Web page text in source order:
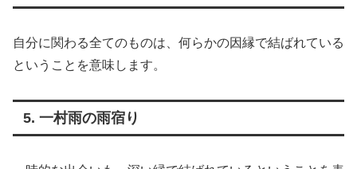
自分に関わる全てのものは、何らかの因縁で結ばれている
ということを意味します。
5. 一村雨の雨宿り